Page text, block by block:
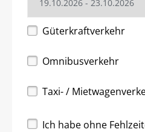
Güterkraftverkehr
Omnibusverkehr
Taxi- /
Ich habe ohne